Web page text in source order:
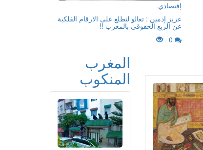
إقتصادي
عزيز إدمين : تعالو لنطلع على الارقام الفلكية
عن الربع الحقوقي بالمغرب !!
المغرب
المنكوب